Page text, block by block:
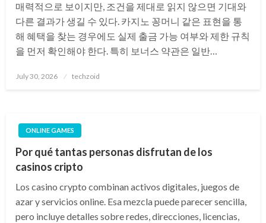
매력적으로 보이지만, 조건을 제대로 읽지 않으면 기대와
다른 결과가 생길 수 있다. 카지노 꽁머니 같은 표현을 통
해 혜택을 찾는 경우에도 실제 출금 가능 여부와 제한 규칙
을 먼저 확인해야 한다. 특히 보너스 약관은 일반…
Posted
July 30, 2026 techzoid
ONLINE GAMES
Por qué tantas personas disfrutan de los
casinos cripto
Los casino crypto combinan activos digitales, juegos de
azar y servicios online. Esa mezcla puede parecer sencilla,
pero incluye detalles sobre redes, direcciones, licencias,